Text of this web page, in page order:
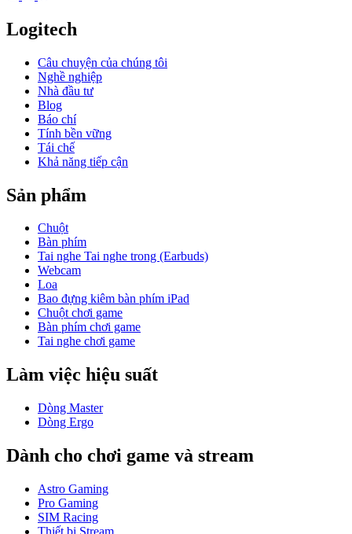
Logitech
Câu chuyện của chúng tôi
Nghề nghiệp
Nhà đầu tư
Blog
Báo chí
Tính bền vững
Tái chế
Khả năng tiếp cận
Sản phẩm
Chuột
Bàn phím
Tai nghe Tai nghe trong (Earbuds)
Webcam
Loa
Bao đựng kiêm bàn phím iPad
Chuột chơi game
Bàn phím chơi game
Tai nghe chơi game
Làm việc hiệu suất
Dòng Master
Dòng Ergo
Dành cho chơi game và stream
Astro Gaming
Pro Gaming
SIM Racing
Thiết bị Stream